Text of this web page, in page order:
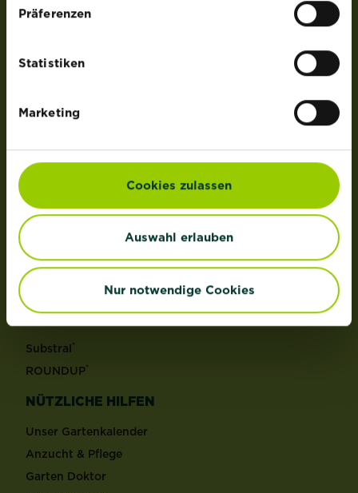
Präferenzen
Statistiken
Marketing
Cookies zulassen
Auswahl erlauben
Nur notwendige Cookies
Weedex®, Tomcat®, Magisches Rasen-Pflaster®,
EasyGreen®, EvenGreen® und HandyGreen® sind Marken
der Lizenz von OMS Investments, Inc.
Dünger
Pflanzenschutz
Grundstoffe
Schädlinge
Reinigungsmittel
MARKEN
Substral®
ROUNDUP®
NÜTZLICHE HILFEN
Unser Gartenkalender
Anzucht & Pflege
Garten Doktor